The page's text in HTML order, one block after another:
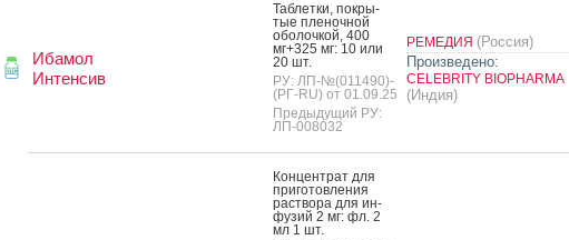
Ибамол
Интенсив
Таб­летки, пок­ры­
тые пле­ноч­ной
обо­лоч­кой, 400
мг+325 мг: 10 или
20 шт.
РУ: ЛП-№(011490)-
(РГ-RU) от 01.09.25
Предыдущий РУ:
ЛП-008032
РЕМЕДИЯ (Россия)
Произведено:
CELEBRITY BIOPHARMA
(Индия)
Кон­цен­трат для
при­готов­ле­ния
рас­тво­ра для ин­
фу­зий 2 мг: фл. 2
мл 1 шт.